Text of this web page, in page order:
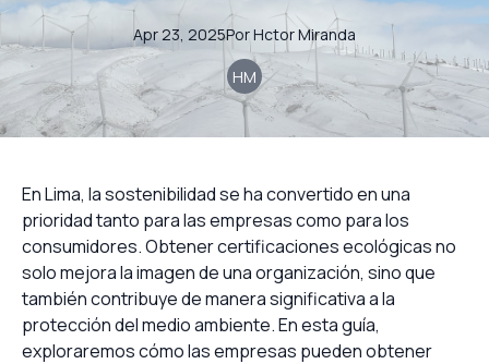
Apr 23, 2025PorHctorMiranda
HM
En Lima, la sostenibilidad se ha convertido en una
prioridad tanto para las empresas como para los
consumidores. Obtener certificaciones ecológicas no
solo mejora la imagen de una organización, sino que
también contribuye de manera significativa a la
protección del medio ambiente. En esta guía,
exploraremos cómo las empresas pueden obtener